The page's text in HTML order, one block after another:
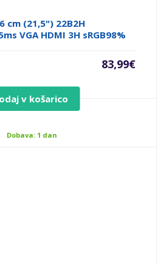
cm (21,5") 22B2H
VGA HDMI 3H sRGB98%
83,99€
v košarico
Dobava: 1 dan